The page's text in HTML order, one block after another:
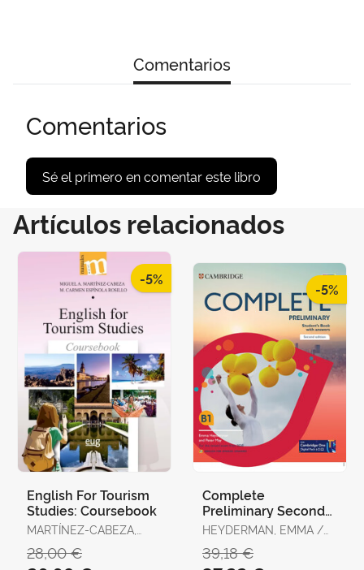
Comentarios
Comentarios
Sé el primero en comentar este libro
Artículos relacionados
-5%
English For Tourism
Studies: Coursebook
MARTÍNEZ-CABEZA,
ESPÍNOLA ROSILLO,
28,00 €
-5%
Complete
Preliminary Second
Edition English For
Spanish Speakers
Student's Book
HEYDERMAN, EMMA /
39,18 €